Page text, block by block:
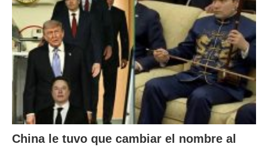
China le tuvo que cambiar el nombre al